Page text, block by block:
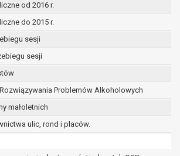
od 2016 r.
do 2015 r.
sesji
sesji
Problemów Alkoholowych
małoletnich
ulic, rond i placów.
osoba, której dane dotyczą
kwestionuje prawidłowość danych
osobowych – na okres pozwalający
administratorowi sprawdzić
prawidłowość tych danych,
przetwarzanie danych jest niezgodne
z prawem, a osoba, której dane
dotyczą, sprzeciwia się usunięciu
danych, żądając w zamian ich
ograniczenia,